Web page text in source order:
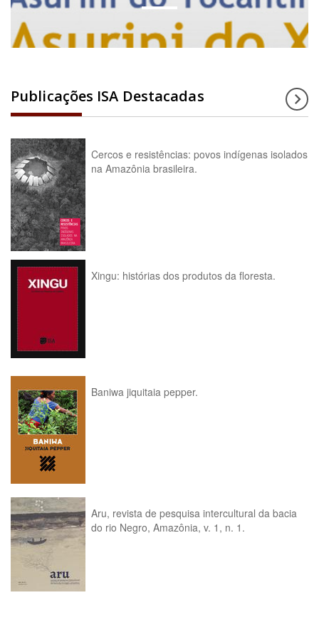
Publicações ISA Destacadas
Cercos e resistências: povos indígenas isolados
na Amazônia brasileira.
Xingu: histórias dos produtos da floresta.
Baniwa jiquitaia pepper.
Aru, revista de pesquisa intercultural da bacia
do rio Negro, Amazônia, v. 1, n. 1.